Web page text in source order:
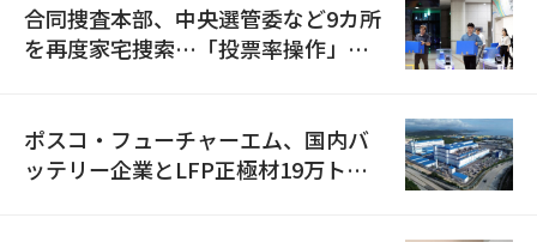
合同捜査本部、中央選管委など9カ所
を再度家宅捜索…「投票率操作」の
ポスコ・フューチャーエム、国内バ
ッテリー企業とLFP正極材19万トン